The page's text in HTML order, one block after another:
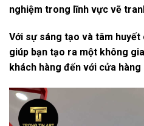
nghiệm trong lĩnh vực vẽ
Với sự sáng tạo và tâm
giúp bạn tạo ra một không
khách hàng đến với cửa hàng